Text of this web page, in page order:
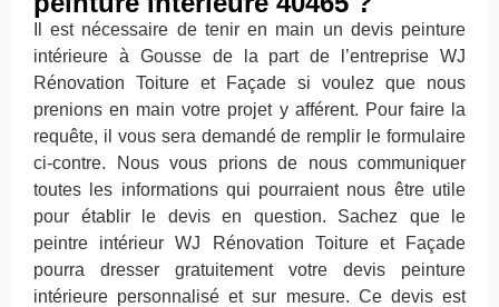
Il est nécessaire de tenir en main un devis peinture
intérieure à Gousse de la part de l’entreprise WJ
Rénovation Toiture et Façade si voulez que nous
prenions en main votre projet y afférent. Pour faire la
requête, il vous sera demandé de remplir le formulaire
ci-contre. Nous vous prions de nous communiquer
toutes les informations qui pourraient nous être utile
pour établir le devis en question. Sachez que le
peintre intérieur WJ Rénovation Toiture et Façade
pourra dresser gratuitement votre devis peinture
intérieure personnalisé et sur mesure. Ce devis est